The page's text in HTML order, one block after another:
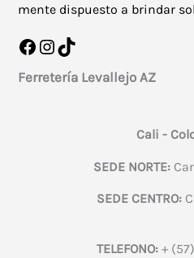
mente dispuesto a brindar
Facebook
Instagram
TikTok
Ferretería Levallejo AZ
Cali -
SEDE NORTE:
SEDE CENTRO:
TELEFONO:+